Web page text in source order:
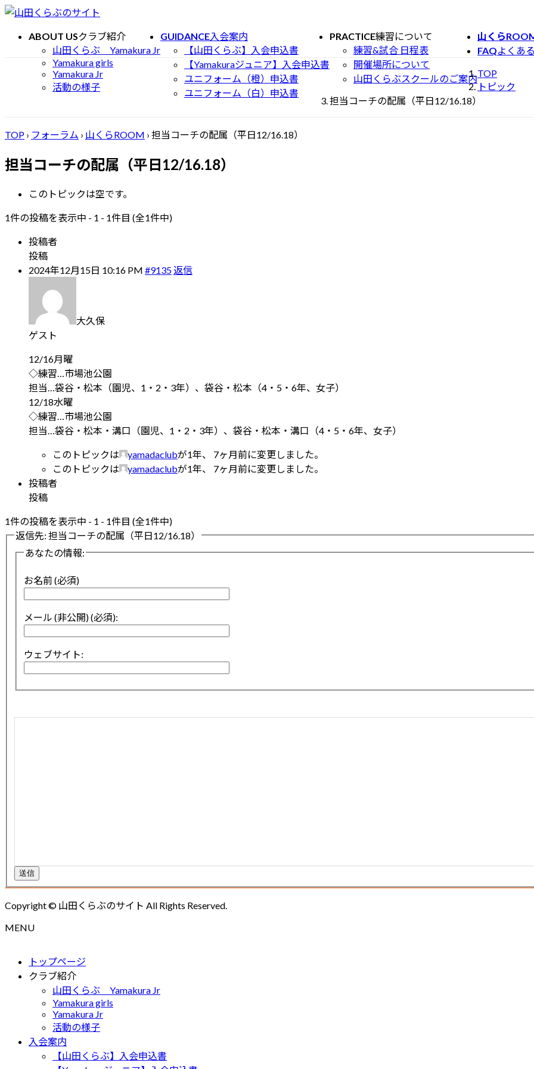
コ
プ
ナ
動
ABOUT USクラブ紹介
山田くらぶ Yamakura Jr
Yamakura girls
Yamakura Jr
活動の様子
GUIDANCE入会案内
【山田くらぶ】入会申込書
【Yamakuraジュニア】入会申込書
ユニフォーム（橙）申込書
ユニフォーム（白）申込書
PRACTICE練習について
練習&試合 日程表
開催場所について
山田くらぶスクールのご案内
山くら
FAQよくあ
TOP
トピック
担当コーチの配属（平日12/16.18）
TOP › フォーラム › 山くらROOM › 担当コーチの配属（平日12/16.18）
担当コーチの配属（平日12/16.18）
このトピックは空です。
1件の投稿を表示中 - 1 - 1件目 (全1件中)
投稿者
投稿
2024年12月15日 10:16 PM #9135返信
大久保
ゲスト
12/16月曜
◇練習…市場池公園
担当…袋谷・松本（園児、1・2・3年）、袋谷・松本（4・5・6年、女子）
12/18水曜
◇練習…市場池公園
担当…袋谷・松本・溝口（園児、1・2・3年）、袋谷・松本・溝口（4・5・6年、女子）
このトピックは yamadaclubが1年、 7ヶ月前に変更しました。
このトピックは
yamadaclubが1年、 7ヶ月前に変更しました。
投稿者
投稿
1件の投稿を表示中 - 1 - 1件目 (全1件中)
返信先: 担当コーチの配属（平日12/16.18）
あなたの情報:
お名前 (必須)
メール (非公開) (必須):
ウェブサイト:
送信
Copyright © 山田くらぶのサイト All Rights Reserved.
MENU
トップページ
クラブ紹介
山田くらぶ Yamakura Jr
Yamakura girls
Yamakura Jr
活動の様子
入会案内
【山田くらぶ】入会申込書